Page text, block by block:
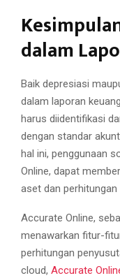
dalam
Baik depresiasi
dalam laporan
harus diidentifikasi
dengan standar
hal ini, penggunaan
Online, dapat
aset dan perhitungan
Accurate Online,
menawarkan fitur-
perhitungan
cloud, Accurate